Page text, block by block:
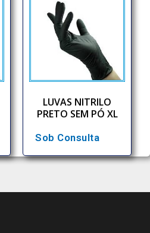
LUVAS NITRILO
PRETO SEM PÓ XL
Sob Consulta